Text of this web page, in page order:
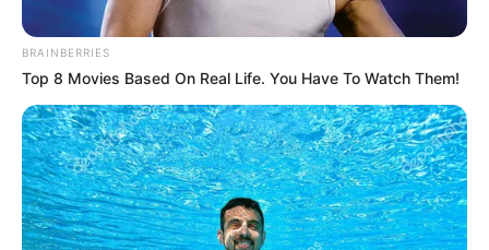
BRAINBERRIES
Top 8 Movies Based On Real Life. You Have To Watch Them!